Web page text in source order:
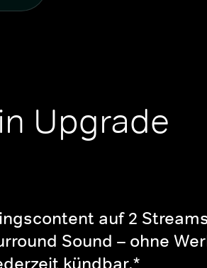
Upgrade
auf 2
Sound – ohne
kündbar.*